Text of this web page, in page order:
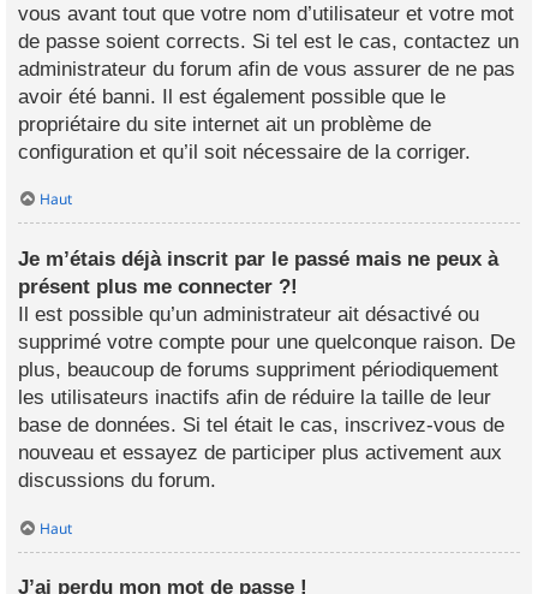
vous avant tout que votre nom d’utilisateur et votre mot
de passe soient corrects. Si tel est le cas, contactez un
administrateur du forum afin de vous assurer de ne pas
avoir été banni. Il est également possible que le
propriétaire du site internet ait un problème de
configuration et qu’il soit nécessaire de la corriger.
Haut
Je m’étais déjà inscrit par le passé mais ne peux à
présent plus me connecter ?!
Il est possible qu’un administrateur ait désactivé ou
supprimé votre compte pour une quelconque raison. De
plus, beaucoup de forums suppriment périodiquement
les utilisateurs inactifs afin de réduire la taille de leur
base de données. Si tel était le cas, inscrivez-vous de
nouveau et essayez de participer plus activement aux
discussions du forum.
Haut
J’ai perdu mon mot de passe !